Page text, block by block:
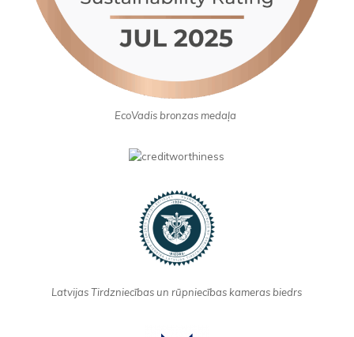
EcoVadis bronzas medaļa
Latvijas Tirdzniecības un rūpniecības kameras biedrs